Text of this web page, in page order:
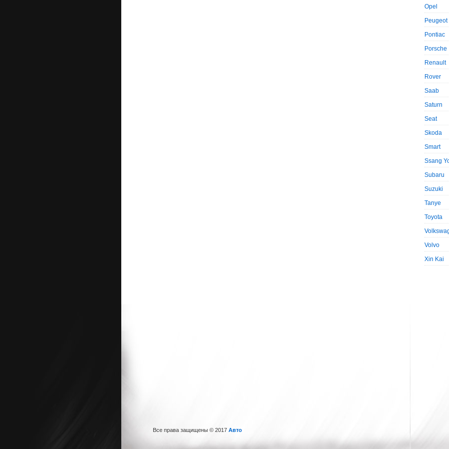
Opel
Peugeot
Pontiac
Porsche
Renault
Rover
Saab
Saturn
Seat
Skoda
Smart
Ssang
Subaru
Suzuki
Tanye
Toyota
Volvo
Xin Kai
Все права защищены © 2017 Авто